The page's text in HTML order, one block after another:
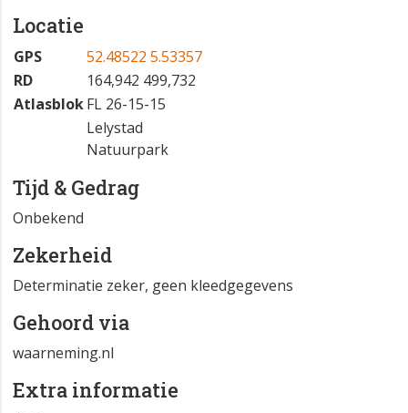
Locatie
GPS
52.48522 5.53357
RD
164,942 499,732
AtlasblokFL 26-15-15
Lelystad
Natuurpark
Tijd & Gedrag
Onbekend
Zekerheid
Determinatie zeker, geen kleedgegevens
Gehoord via
waarneming.nl
Extra informatie